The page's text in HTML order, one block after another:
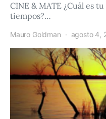
CINE & MATE ¿Cuál es
tiempos?…
Mauro Goldman agosto 4,